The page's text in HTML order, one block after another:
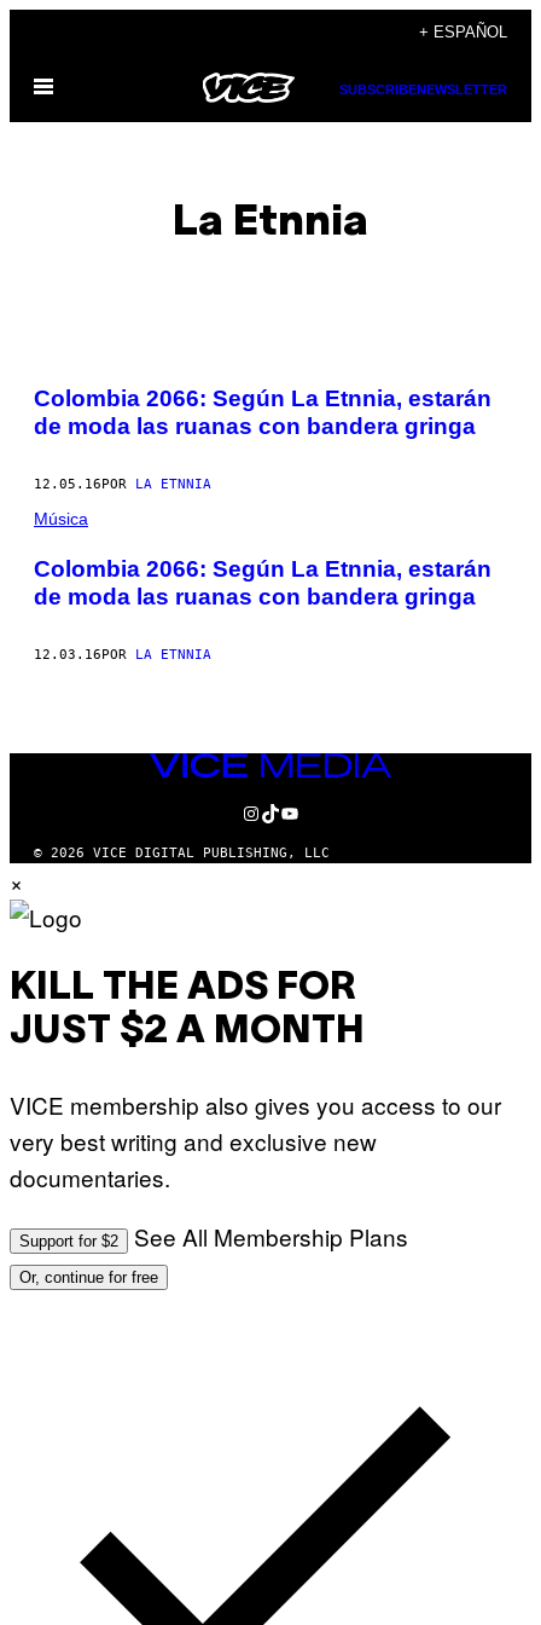
contenido
+ ESPAÑOL
Abrir
SUBSCRIBENEWSLETTER
La Etnnia
POSTS
BY
AUTHOR
Colombia 2066: Según La Etnnia, estarán
de moda las ruanas con bandera gringa
12.05.16POR LA ETNNIA
Música
Colombia 2066: Según La Etnnia, estarán
de moda las ruanas con bandera gringa
12.03.16POR LA ETNNIA
VICE
MEDIA
INSTAGRAM
TIKTOK
YOUTUBE
© 2026 VICE DIGITAL PUBLISHING, LLC
×
KILL THE ADS FOR
JUST $2 A MONTH
VICE membership also gives you access to our
very best writing and exclusive new
documentaries.
Support for $2 See All Membership Plans
Or, continue for free